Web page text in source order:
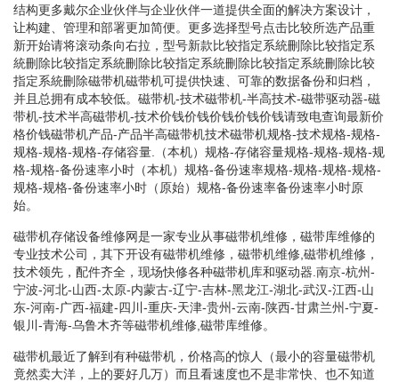
结构更多戴尔企业伙伴与企业伙伴一道提供全面的解决方案设计，
让构建、管理和部署更加简便。更多选择型号点击比较所选产品重
新开始请将滚动条向右拉，型号新款比较指定系統刪除比较指定系
統刪除比较指定系統刪除比较指定系統刪除比较指定系統刪除比较
指定系統刪除磁带机磁带机可提供快速、可靠的数据备份和归档，
并且总拥有成本较低。磁带机-技术磁带机-半高技术-磁带驱动器-磁
带机-技术半高磁带机-技术价钱价钱价钱价钱价钱请致电查询最新价
格价钱磁带机产品-产品半高磁带机技术磁带机规格-技术规格-规格-
规格-规格-规格-存储容量.（本机）规格-存储容量规格-规格-规格-规
格-规格-备份速率小时（本机）规格-备份速率规格-规格-规格-规格-
规格-规格-备份速率小时（原始）规格-备份速率备份速率小时原
始。
磁带机存储设备维修网是一家专业从事磁带机维修，磁带库维修的
专业技术公司，其下开设有磁带机维修，磁带机维修,磁带机维修，
技术领先，配件齐全，现场快修各种磁带机库和驱动器.南京-杭州-
宁波-河北-山西-太原-内蒙古-辽宁-吉林-黑龙江-湖北-武汉-江西-山
东-河南-广西-福建-四川-重庆-天津-贵州-云南-陕西-甘肃兰州-宁夏-
银川-青海-乌鲁木齐等磁带机维修,磁带库维修。
磁带机最近了解到有种磁带机，价格高的惊人（最小的容量磁带机
竟然卖大洋，上的要好几万）而且看速度也不是非常快、也不知道